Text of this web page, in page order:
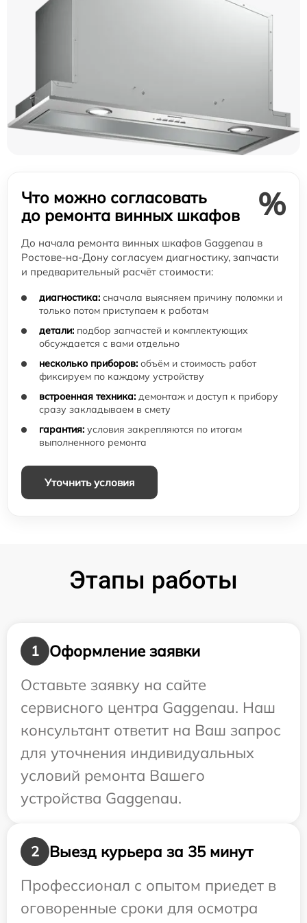
Что можно согласовать
до ремонта винных шкафов
%
До начала ремонта винных шкафов Gaggenau в
Ростове-на-Дону согласуем диагностику, запчасти
и предварительный расчёт стоимости:
диагностика: сначала выясняем причину поломки и
только потом приступаем к работам
детали: подбор запчастей и комплектующих
обсуждается с вами отдельно
несколько приборов: объём и стоимость работ
фиксируем по каждому устройству
встроенная техника: демонтаж и доступ к прибору
сразу закладываем в смету
гарантия: условия закрепляются по итогам
выполненного ремонта
Уточнить условия
Этапы работы
1
Оформление заявки
Оставьте заявку на сайте
сервисного центра Gaggenau. Наш
консультант ответит на Ваш запрос
для уточнения индивидуальных
условий ремонта Вашего
устройства Gaggenau.
2
Выезд курьера за 35 минут
Профессионал с опытом приедет в
оговоренные сроки для осмотра